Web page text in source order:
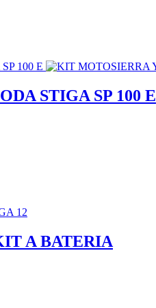
STIGA SP 100 E
A BATERIA